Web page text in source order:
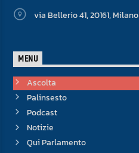
via Bellerio 41, 20161, Milano
MENU
Ascolta
Palinsesto
Podcast
Notizie
Qui Parlamento